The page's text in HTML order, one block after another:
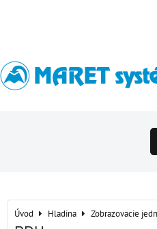
Úvod Hladina Zobrazovacie